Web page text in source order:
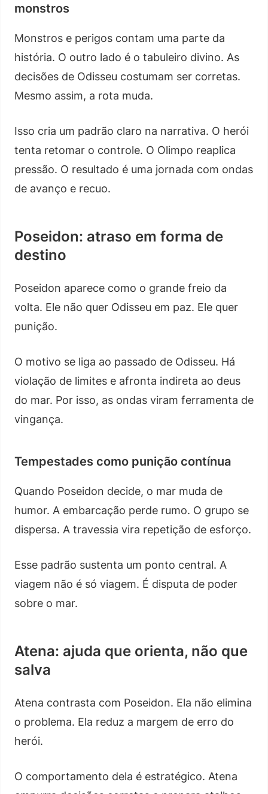
monstros
Monstros e perigos contam uma parte da
história. O outro lado é o tabuleiro divino. As
decisões de Odisseu costumam ser corretas.
Mesmo assim, a rota muda.
Isso cria um padrão claro na narrativa. O herói
tenta retomar o controle. O Olimpo reaplica
pressão. O resultado é uma jornada com ondas
de avanço e recuo.
Poseidon: atraso em forma de
destino
Poseidon aparece como o grande freio da
volta. Ele não quer Odisseu em paz. Ele quer
punição.
O motivo se liga ao passado de Odisseu. Há
violação de limites e afronta indireta ao deus
do mar. Por isso, as ondas viram ferramenta de
vingança.
Tempestades como punição contínua
Quando Poseidon decide, o mar muda de
humor. A embarcação perde rumo. O grupo se
dispersa. A travessia vira repetição de esforço.
Esse padrão sustenta um ponto central. A
viagem não é só viagem. É disputa de poder
sobre o mar.
Atena: ajuda que orienta, não que
salva
Atena contrasta com Poseidon. Ela não elimina
o problema. Ela reduz a margem de erro do
herói.
O comportamento dela é estratégico. Atena